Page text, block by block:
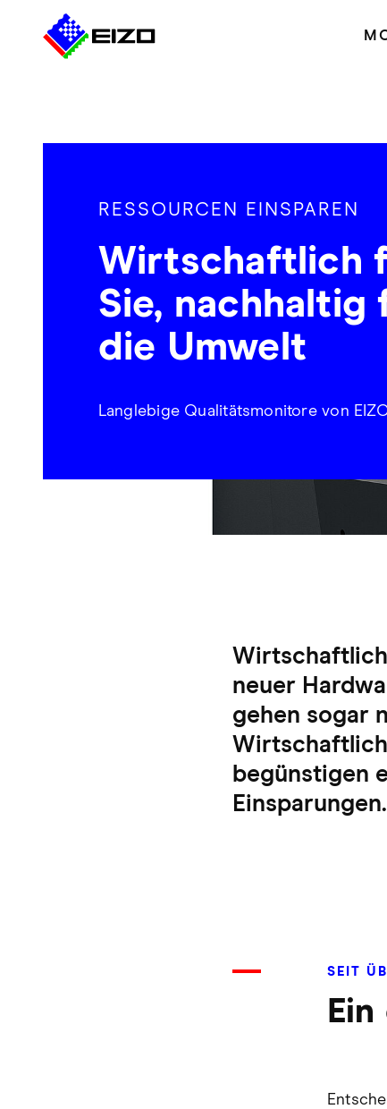
RESSOURCEN EINSPAREN
Wirtschaftlich
Sie, nachhaltig
die Umwelt
Langlebige Qualitätsmonitore von
Wirtschaftlich
neuer
gehen sogar
begünstigen
Einsparungen.
SEIT